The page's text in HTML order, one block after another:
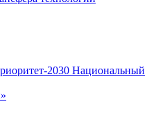
2030 Национальный